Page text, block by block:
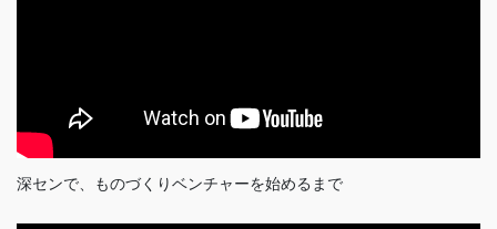
深センで、ものづくりベンチャーを始めるまで